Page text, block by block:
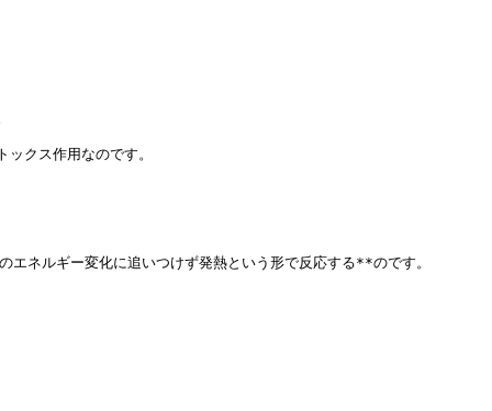
クス作用なのです。
ネルギー変化に追いつけず発熱という形で反応する**のです。